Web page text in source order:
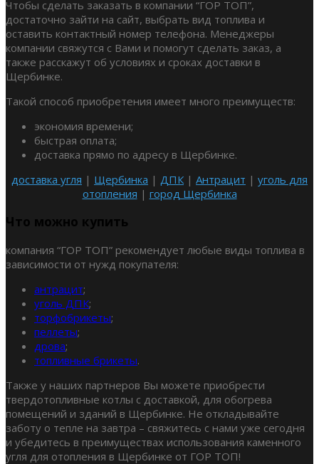
Чтобы сделать заказать в компании “ГОР ТОП”,
достаточно зайти на сайт, выбрать вид топлива и
оставить контактный номер телефона. Менеджеры
компании свяжутся с Вами и помогут сделать заказ, а
также расскажут об условиях и сроках доставки в
Щербинке.
Такой способ приобретения имеет много преимуществ:
экономия времени;
быстрая оплата;
доставка прямо по адресу в Щербинке.
доставка угля | Щербинка | ДПК | Антрацит | уголь для
отопления | город Щербинка
Что можно купить
компания “ГОР ТОП” рекомендует любые виды топлива в
зависимости от нужд покупателя:
антрацит;
уголь ДПК;
торфобрикеты;
пеллеты;
дрова;
топливные брикеты.
Также у наших партнеров Вы можете приобрести
твердотопливные котлы с доставкой, для обогрева
помещений и зданий в Щербинке. Не откладывайте
заботу о тепле на завтра – свяжитесь с нами уже сегодня
и убедитесь в преимуществах использования каменного
угля для отопления в Щербинке от ГОР ТОП!